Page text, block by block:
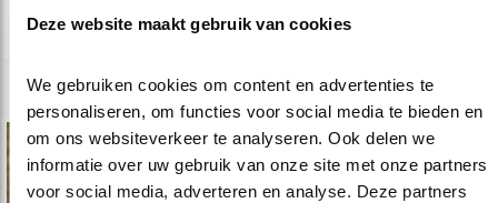
Deze website maakt gebruik van cookies
We gebruiken cookies om content en advertenties te
personaliseren, om functies voor social media te bieden en
om ons websiteverkeer te analyseren. Ook delen we
informatie over uw gebruik van onze site met onze partners
voor social media, adverteren en analyse. Deze partners